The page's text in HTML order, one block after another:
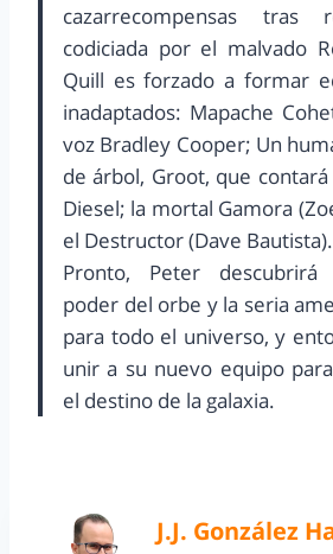
cazarrecompensas
codiciada por el malvado
Quill es forzado a formar
inadaptados: Mapache
voz Bradley Cooper; Un
de árbol, Groot, que
Diesel; la mortal Gamora
el Destructor (Dave Bautista).
Pronto, Peter descubrirá
poder del orbe y la seria
para todo el universo, y
unir a su nuevo equipo
el destino de la galaxia.
J.J. González